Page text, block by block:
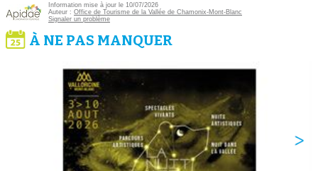
Information mise à jour le 10/07/2026
Auteur : Office de Tourisme de la Vallée de Chamonix-Mont-Blanc
Signaler un problème
À NE PAS MANQUER